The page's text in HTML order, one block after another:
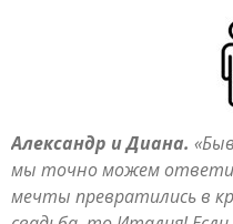
Александр и Диана.
мы точно можем
мечты превратились в